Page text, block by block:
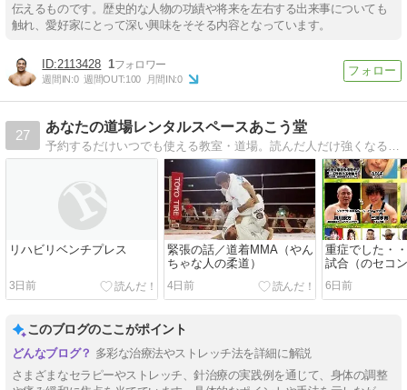
伝えるものです。歴史的な人物の功績や将来を左右する出来事についても
触れ、愛好家にとって深い興味をそそる内容となっています。
2113428 1
週間IN:0 週間OUT:100 月間IN:0
27
あなたの道場レンタルスペースあこう堂
予約するだけいつでも使える教室・道場。読んだ人だけ強くなるﾌﾞﾛｸﾞ。須磨･健康･格闘技情報。
リハビリベンチプレス
3日前
緊張の話／道着MMA（やん
ちゃな人の柔道）
4日前
重症でした・
試合（のセコ
6日前
このブログのここがポイント
多彩な治療法やストレッチ法を詳細に解説
さまざまなセラピーやストレッチ、針治療の実践例を通じて、身体の調整